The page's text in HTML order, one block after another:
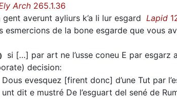
Arch 265.1.36
gent averunt ayliurs k’a li lur esgard Lapid
esmercions de la bone esgarde que vous
) si […] par art ne l’usse coneu E par esgarz
decision:
Dous evesquez [firent donc] d’une Tut par
dit e mustré De l’esguart del sené de